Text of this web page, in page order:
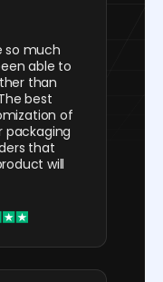
so much
able to
than
best
of
that
will